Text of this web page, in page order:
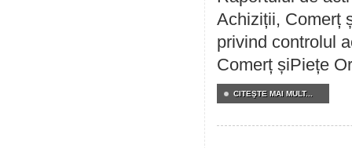
Achiziții, Comerț
privind controlul
Comerț șiPiețe
CITEŞTE MAI MULT...